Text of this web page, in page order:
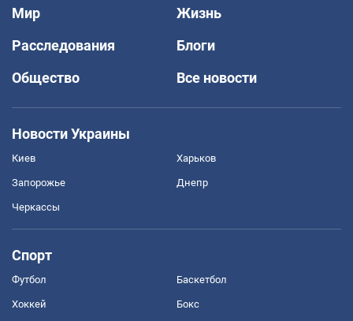
Мир
Жизнь
Расследования
Блоги
Общество
Все новости
Новости Украины
Киев Харьков
Запорожье Днепр
Черкассы
Спорт
Футбол Баскетбол
Хоккей Бокс